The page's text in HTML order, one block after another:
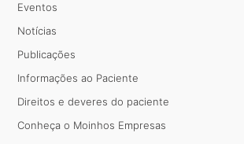
Eventos
Notícias
Publicações
Informações ao Paciente
Direitos e deveres do paciente
Conheça o Moinhos Empresas